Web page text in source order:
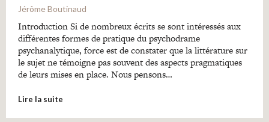
Jérôme Boutinaud
Introduction Si de nombreux écrits se sont intéressés aux
différentes formes de pratique du psychodrame
psychanalytique, force est de constater que la littérature sur
le sujet ne témoigne pas souvent des aspects pragmatiques
de leurs mises en place. Nous pensons…
Lire la suite